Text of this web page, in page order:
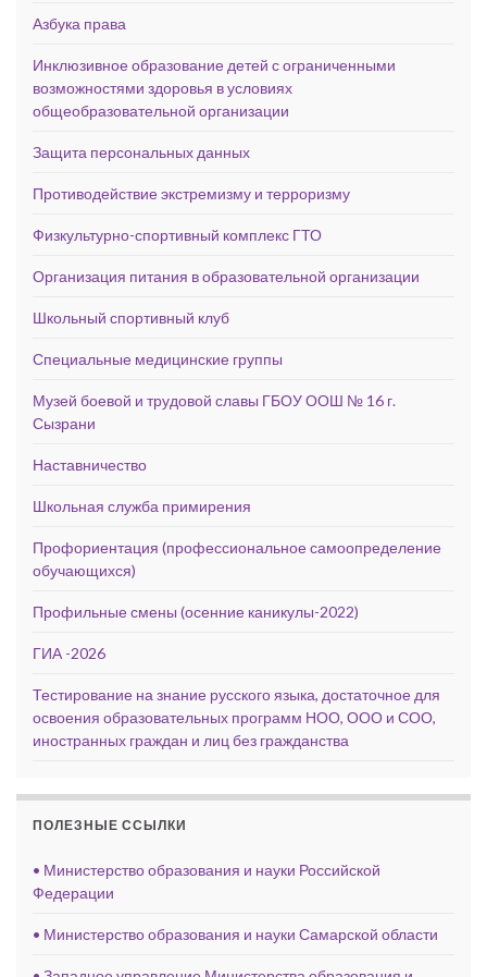
Азбука права
Инклюзивное образование детей с ограниченными
возможностями здоровья в условиях
общеобразовательной организации
Защита персональных данных
Противодействие экстремизму и терроризму
Физкультурно-спортивный комплекс ГТО
Организация питания в образовательной организации
Школьный спортивный клуб
Специальные медицинские группы
Музей боевой и трудовой славы ГБОУ ООШ № 16 г.
Сызрани
Наставничество
Школьная служба примирения
Профориентация (профессиональное самоопределение
обучающихся)
Профильные смены (осенние каникулы-2022)
ГИА -2026
Тестирование на знание русского языка, достаточное для
освоения образовательных программ НОО, ООО и СОО,
иностранных граждан и лиц без гражданства
ПОЛЕЗНЫЕ ССЫЛКИ
• Министерство образования и науки Российской
Федерации
• Министерство образования и науки Самарской области